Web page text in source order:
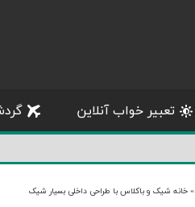
تعبیر خواب آنلاین
»خانه شیک و باکلاس با طراحی داخلی بسیار شیک